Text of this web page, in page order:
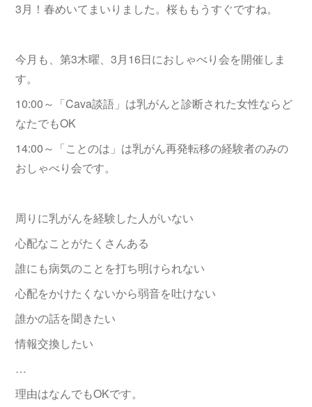
3月！春めいてまいりました。桜ももうすぐですね。
今月も、第3木曜、3月16日におしゃべり会を開催しま
す。
10:00～「Cava談語」は乳がんと診断された女性ならど
なたでもOK
14:00～「ことのは」は乳がん再発転移の経験者のみの
おしゃべり会です。
周りに乳がんを経験した人がいない
心配なことがたくさんある
誰にも病気のことを打ち明けられない
心配をかけたくないから弱音を吐けない
誰かの話を聞きたい
情報交換したい
…
理由はなんでもOKです。